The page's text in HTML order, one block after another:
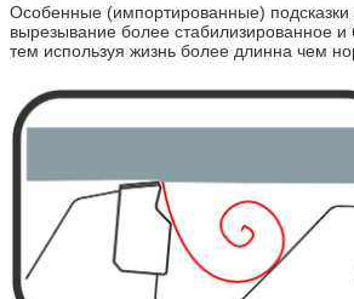
Особенные (импортированные)
вырезывание более стабилизированное
тем используя жизнь более длинна чем